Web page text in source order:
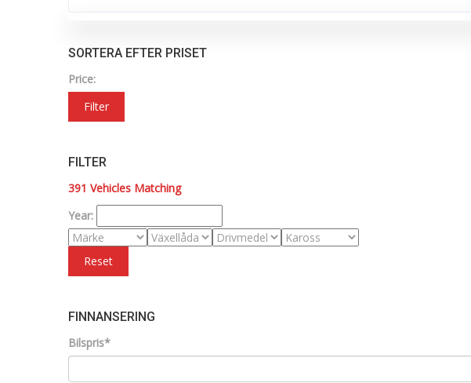
SORTERA EFTER PRISET
Price:
Filter
FILTER
391 Vehicles Matching
Year:
Reset
FINNANSERING
Bilspris*